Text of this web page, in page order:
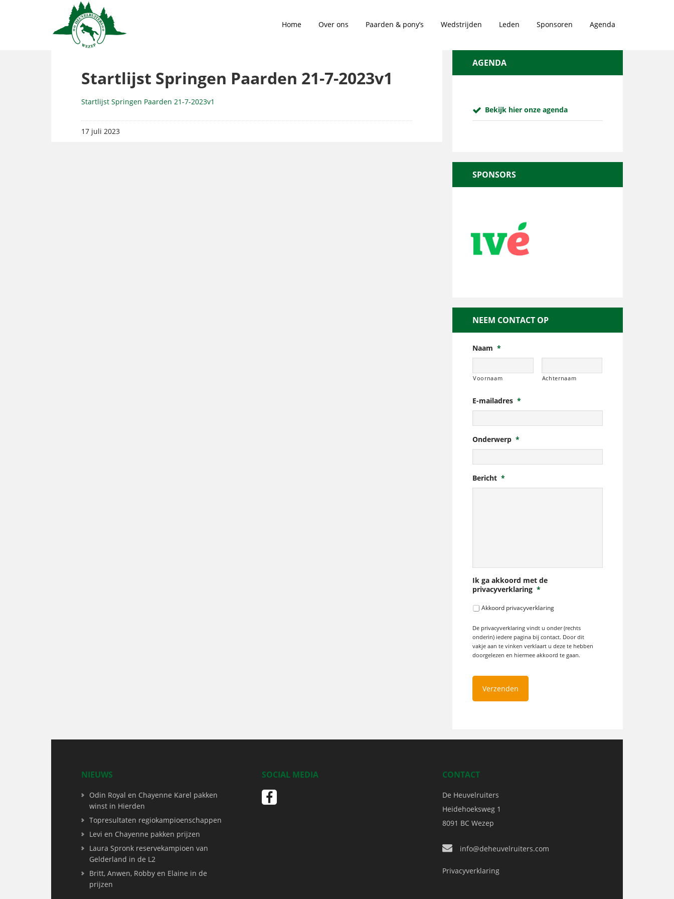
Home Over ons Paarden & pony’s Wedstrijden Leden Sponsoren Agenda
Startlijst Springen Paarden 21-7-2023v1
Startlijst Springen Paarden 21-7-2023v1
17 juli 2023
AGENDA
Bekijk hier onze agenda
SPONSORS
NEEM CONTACT OP
Naam *
Voornaam Achternaam
E-mailadres *
Onderwerp *
Bericht *
Ik ga akkoord met de
privacyverklaring *
Akkoord privacyverklaring
De privacyverklaring vindt u onder (rechts
onderin) iedere pagina bij contact. Door dit
vakje aan te vinken verklaart u deze te hebben
doorgelezen en hiermee akkoord te gaan.
NIEUWS
Odin Royal en Chayenne Karel pakken
winst in Hierden
Topresultaten regiokampioenschappen
Levi en Chayenne pakken prijzen
Laura Spronk reservekampioen van
Gelderland in de L2
Britt, Anwen, Robby en Elaine in de
prijzen
SOCIAL MEDIA CONTACT
De Heuvelruiters
Heidehoeksweg 1
8091 BC Wezep
info@deheuvelruiters.com
Privacyverklaring